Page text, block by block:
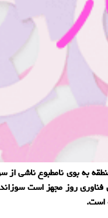
به بوی نامطبوع ناشی از
فناوری روز مجهز است
است.